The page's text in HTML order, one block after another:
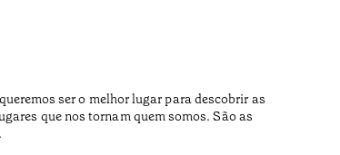
ser o melhor lugar para descobrir as
que nos tornam quem somos. São as